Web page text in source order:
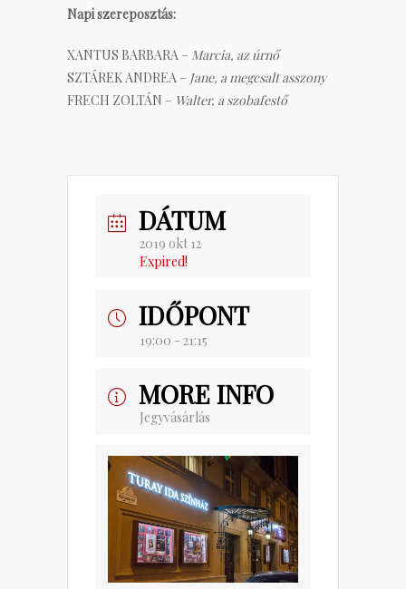
Napi szereposztás:
XANTUS BARBARA – Marcia, az úrnő
SZTÁREK ANDREA – Jane, a megcsalt asszony
FRECH ZOLTÁN – Walter, a szobafestő
DÁTUM
2019 okt 12
Expired!
IDŐPONT
19:00 - 21:15
MORE INFO
Jegyvásárlás